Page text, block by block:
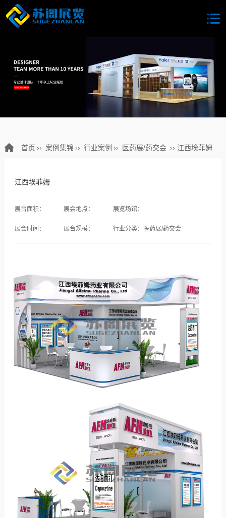
首页 ›› 案例集锦 ›› 行业案例 ›› 医药展/药交会 ›› 江西埃菲姆
江西埃菲姆
展台面积： 展会地点： 展览场馆：
展会时间： 展台规模： 行业分类：医药展/药交会